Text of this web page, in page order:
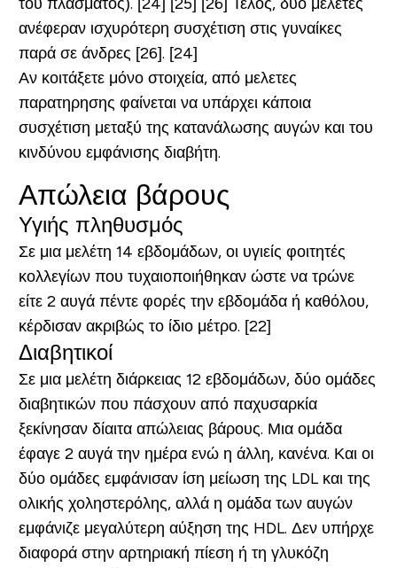
του πλάσματος). [24] [25] [26] Τέλος, δύο μελέτες
ανέφεραν ισχυρότερη συσχέτιση στις γυναίκες
παρά σε άνδρες [26]. [24]
Αν κοιτάξετε μόνο στοιχεία, από μελετες
παρατηρησης φαίνεται να υπάρχει κάποια
συσχέτιση μεταξύ της κατανάλωσης αυγών και του
κινδύνου εμφάνισης διαβήτη.
Απώλεια βάρους
Υγιής πληθυσμός
Σε μια μελέτη 14 εβδομάδων, οι υγιείς φοιτητές
κολλεγίων που τυχαιοποιήθηκαν ώστε να τρώνε
είτε 2 αυγά πέντε φορές την εβδομάδα ή καθόλου,
κέρδισαν ακριβώς το ίδιο μέτρο. [22]
Διαβητικοί
Σε μια μελέτη διάρκειας 12 εβδομάδων, δύο ομάδες
διαβητικών που πάσχουν από παχυσαρκία
ξεκίνησαν δίαιτα απώλειας βάρους. Μια ομάδα
έφαγε 2 αυγά την ημέρα ενώ η άλλη, κανένα. Και οι
δύο ομάδες εμφάνισαν ίση μείωση της LDL και της
ολικής χοληστερόλης, αλλά η ομάδα των αυγών
εμφάνιζε μεγαλύτερη αύξηση της HDL. Δεν υπήρχε
διαφορά στην αρτηριακή πίεση ή τη γλυκόζη